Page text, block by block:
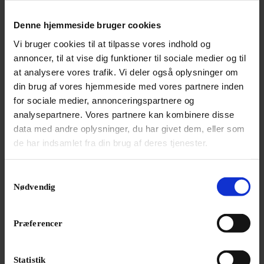
Denne hjemmeside bruger cookies
Vi bruger cookies til at tilpasse vores indhold og
annoncer, til at vise dig funktioner til sociale medier og til
at analysere vores trafik. Vi deler også oplysninger om
din brug af vores hjemmeside med vores partnere inden
for sociale medier, annonceringspartnere og
analysepartnere. Vores partnere kan kombinere disse
data med andre oplysninger, du har givet dem, eller som
de har indsamlet fra din brug af deres tjenester.
Nødvendig
Præferencer
Statistik
som komponist.